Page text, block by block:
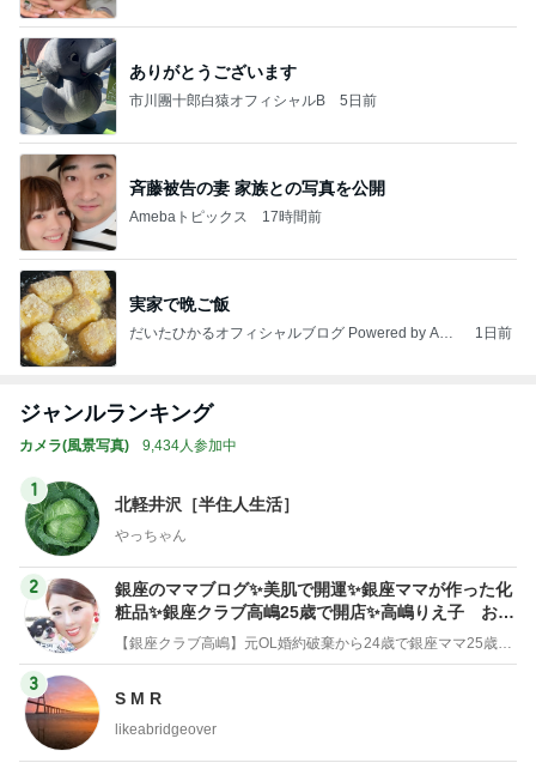
ありがとうございます
市川團十郎白猿オフィシャルB 5日前
斉藤被告の妻 家族との写真を公開
Amebaトピックス 17時間前
実家で晩ご飯
だいたひかるオフィシャルブログ Powered by Ame
1日前
ジャンルランキング
カメラ(風景写真) 9,434人参加中
1
北軽井沢［半住人生活］
やっちゃん
2
銀座のママブログ✨美肌で開運✨銀座ママが作った化
粧品✨銀座クラブ高嶋25歳で開店✨高嶋りえ子 お着
物でエルメス バーキン コーデ
【銀座クラブ高嶋】元OL婚約破棄から24歳で銀座ママ25歳でオーナーママ銀座 美肌で開運♡パワースポット巡り高嶋りえ子ブログ
3
S M R
likeabridgeover